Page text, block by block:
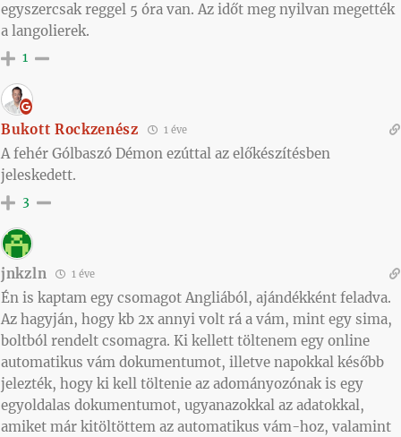
egyszercsak reggel 5 óra van. Az időt meg nyilvan megették
a langolierek.
1
Bukott Rockzenész 1 éve
A fehér Gólbaszó Démon ezúttal az előkészítésben
jeleskedett.
3
jnkzln 1 éve
Én is kaptam egy csomagot Angliából, ajándékként feladva.
Az hagyján, hogy kb 2x annyi volt rá a vám, mint egy sima,
boltból rendelt csomagra. Ki kellett töltenem egy online
automatikus vám dokumentumot, illetve napokkal később
jelezték, hogy ki kell töltenie az adományozónak is egy
egyoldalas dokumentumot, ugyanazokkal az adatokkal,
amiket már kitöltöttem az automatikus vám-hoz, valamint